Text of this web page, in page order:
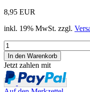
8,95 EUR
inkl. 19% MwSt. zzgl.
Jetzt zahlen mit